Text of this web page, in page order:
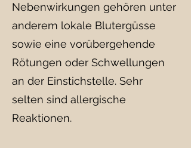
Nebenwirkungen gehören unter
anderem lokale Blutergüsse
sowie eine vorübergehende
Rötungen oder Schwellungen
an der Einstichstelle. Sehr
selten sind allergische
Reaktionen.